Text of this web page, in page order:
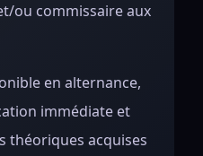
ou commissaire aux
en alternance,
immédiate et
théoriques acquises